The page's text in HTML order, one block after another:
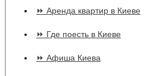
⏩ Аренда квартир в Киеве
⏩ Где поесть в Киеве
⏩ Афиша Киева